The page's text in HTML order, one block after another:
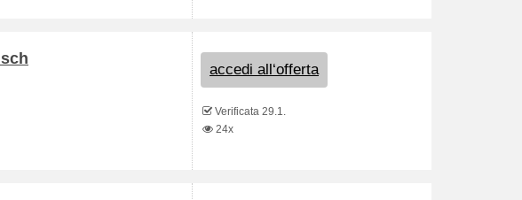
accedi all‘offerta
Verificata 29.1.
24x